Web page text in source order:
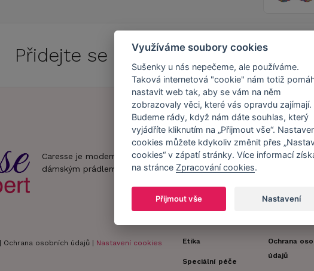
Přidejte se doCaresse Clubu!
Caresse je moderní obchod s
dámským prádlem.
Ochrana osobních údajů Nastavení cookies
Náš příběh
Náš tým
Caresse v
médiích
Etika
Speciální péče
Zákaznický
Registrace
Ochrana
údajů
Využíváme soubory cookies
Sušenky u nás nepečeme, ale používáme.
Taková internetová "cookie" nám totiž
nastavit web tak, aby se vám na něm
zobrazovaly věci, které vás opravdu zajímají.
Budeme rády, když nám dáte souhlas, který
vyjádříte kliknutím na „Přijmout vše“.
cookies můžete kdykoliv změnit přes
cookies“ v zápatí stránky. Více informací
na stránce Zpracování cookies.
Přijmout vše Nastavení